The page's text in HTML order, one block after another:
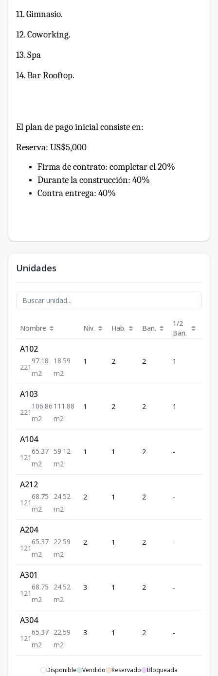
11. Gimnasio.
12. Coworking.
13. Spa
14. Bar Rooftop.
El plan de pago inicial consiste en:
Reserva: US$5,000
Firma de contrato: completar el 20%
Durante la construcción: 40%
Contra entrega: 40%
Unidades
Nombre Niv. Hab. Ban.
1/2
Ban.
A102
221
97.18
m2
18.59
m2
1 2 2 1
A103
221
106.86
m2
111.88
m2
1 2 2 1
A104
1 21
65.37
m2
59.12
m2
1 1 2 -
A212
1 21
68.75
m2
24.52
m2
2 1 2 -
A204
1 21
65.37
m2
22.59
m2
2 1 2 -
A301
1 21
68.75
m2
24.52
m2
3 1 2 -
A304
1 21
65.37
m2
22.59
m2
3 1 2 -
Disponible Vendido Reservado Bloqueada